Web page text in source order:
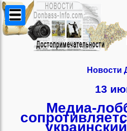
Новости
13
Медиа-